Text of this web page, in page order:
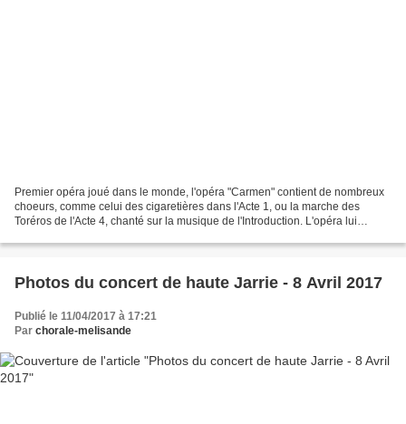
Premier opéra joué dans le monde, l'opéra "Carmen" contient de nombreux
choeurs, comme celui des cigaretières dans l'Acte 1, ou la marche des
Toréros de l'Acte 4, chanté sur la musique de l'Introduction. L'opéra lui
Photos du concert de haute Jarrie - 8 Avril 2017
Publié le 11/04/2017 à 17:21
Par chorale-melisande